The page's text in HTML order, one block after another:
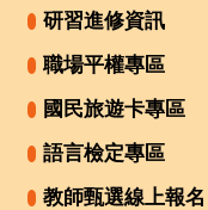
研習進修資訊
職場平權專區
國民旅遊卡專區
語言檢定專區
教師甄選線上報名